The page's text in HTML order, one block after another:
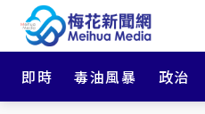
即時 毒油風暴 政治